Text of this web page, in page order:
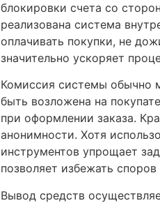
блокировки счета со
реализована система
оплачивать покупки, не
значительно ускоряет
Комиссия системы обычно
быть возложена на
при оформлении заказа.
анонимности. Хотя
инструментов упрощает
позволяет избежать
Вывод средств